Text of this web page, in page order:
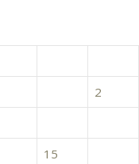
2
15